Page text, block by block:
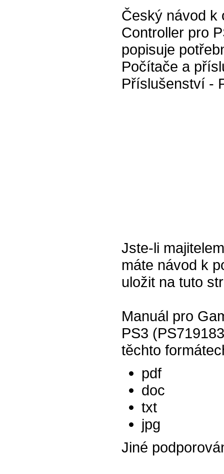
Český návod k
Controller pro
popisuje
Počítače a
Příslušenství -
Jste-li
máte návod k
uložit na tuto
Manuál pro
PS3
těchto
pdf
doc
txt
jpg
Jiné